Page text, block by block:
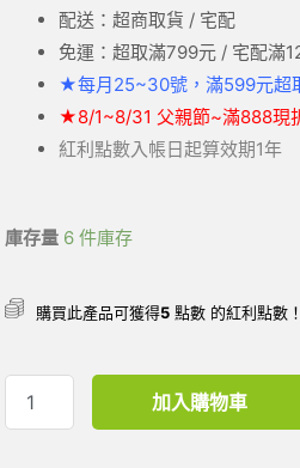
配送：超商取貨 / 宅配
免運：超取滿799元 / 宅配滿
★每月25~30號，滿599元超
★8/1~8/31 父親節~滿888現
紅利點數入帳日起算效期1年
庫存量 6 件庫存
購買此產品可獲得5點數 的紅利點數！
加入購物車